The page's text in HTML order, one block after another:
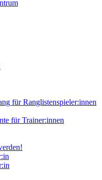
für Ranglistenspieler:innen
für Trainer:innen